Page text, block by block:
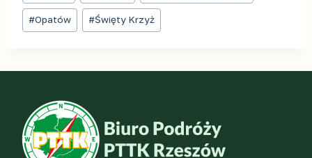
#Opatów #Święty Krzyż